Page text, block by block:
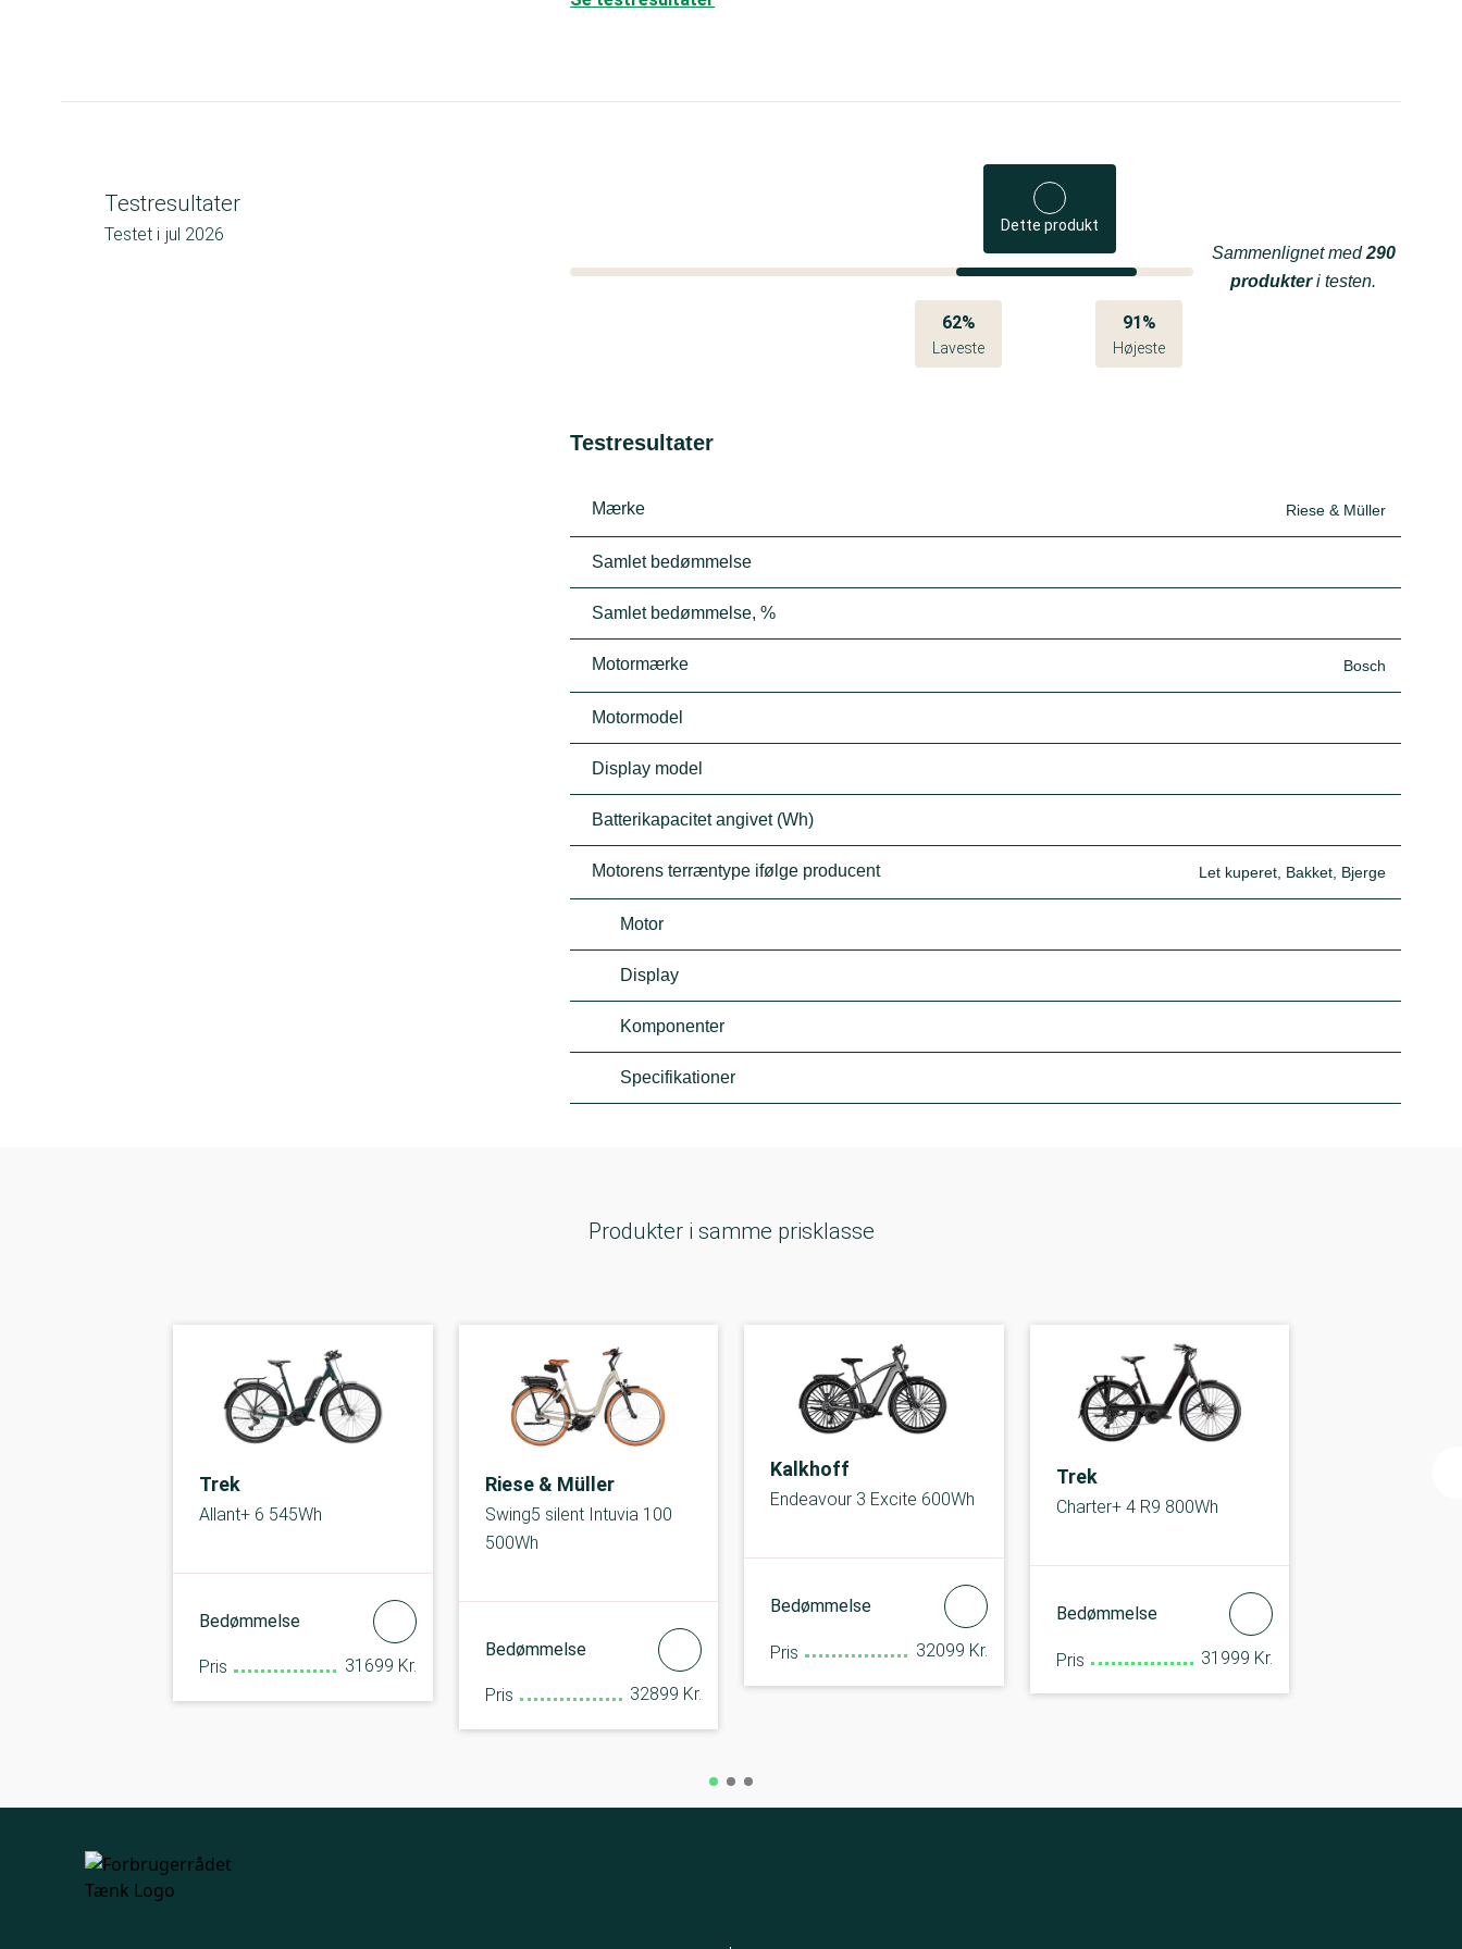
Testresultater
Testet i jul 2026 Dette produkt
62%
Laveste
91%
Højeste
Sammenlignet med290
produkteri testen.
Testresultater
Mærke Riese & Müller
Samlet bedømmelse
Samlet bedømmelse, %
Motormærke Bosch
Motormodel
Display model
Batterikapacitet angivet (Wh)
Motorens terræntype ifølge producent Let kuperet, Bakket, Bjerge
Motor
Display
Komponenter
Specifikationer
Produkter i samme prisklasse
Trek
Allant+ 6 545Wh
Bedømmelse
Pris 31699 Kr.
Riese & Müller
Swing5 silent Intuvia 100
500Wh
Bedømmelse
Pris 32899 Kr.
Kalkhoff
Endeavour 3 Excite 600Wh
Bedømmelse
Pris 32099 Kr.
Trek
Charter+ 4 R9 800Wh
Bedømmelse
Pris 31999 Kr.